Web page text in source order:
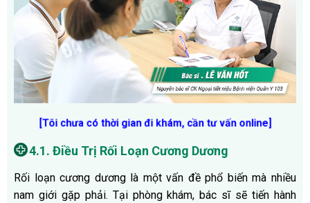
[Tôi chưa có thời gian đi khám, cần tư vấn online]
4.1. Điều Trị Rối Loạn Cương Dương
Rối loạn cương dương là một vấn đề phổ biến mà nhiều
nam giới gặp phải. Tại phòng khám, bác sĩ sẽ tiến hành